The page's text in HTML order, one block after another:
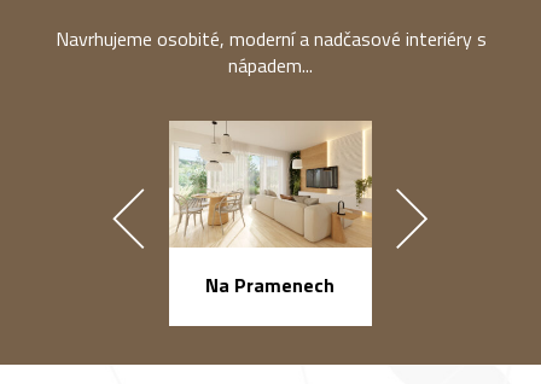
Navrhujeme osobité, moderní a nadčasové interiéry s
nápadem...
Na Pramenech